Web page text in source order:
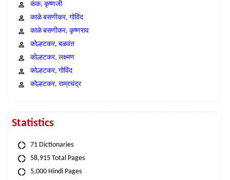
कंक, कृष्णजी
काळे बसणीकर, गोविंद
काळे बसणीकर, कृष्णराव
कोल्हटकर, बळवंत
कोल्हटकर, लक्ष्मण
कोल्हटकर, गोविंद
कोल्हटकर, राम्रचंद्र
Statistics
71 Dictionaries
58,915 Total Pages
5,000 Hindi Pages